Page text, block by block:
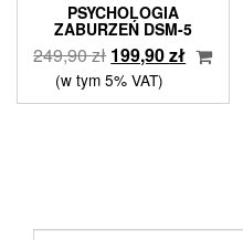
PSYCHOLOGIA
ZABURZEŃ DSM-5
249,90zł Pierwotna
cena
wynosiła:
199,90złAktualna
wynosi:
(w tym 5% VAT)